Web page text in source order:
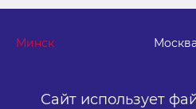
Сайт использует
Минск Москва
г. Минск, м. "Парк